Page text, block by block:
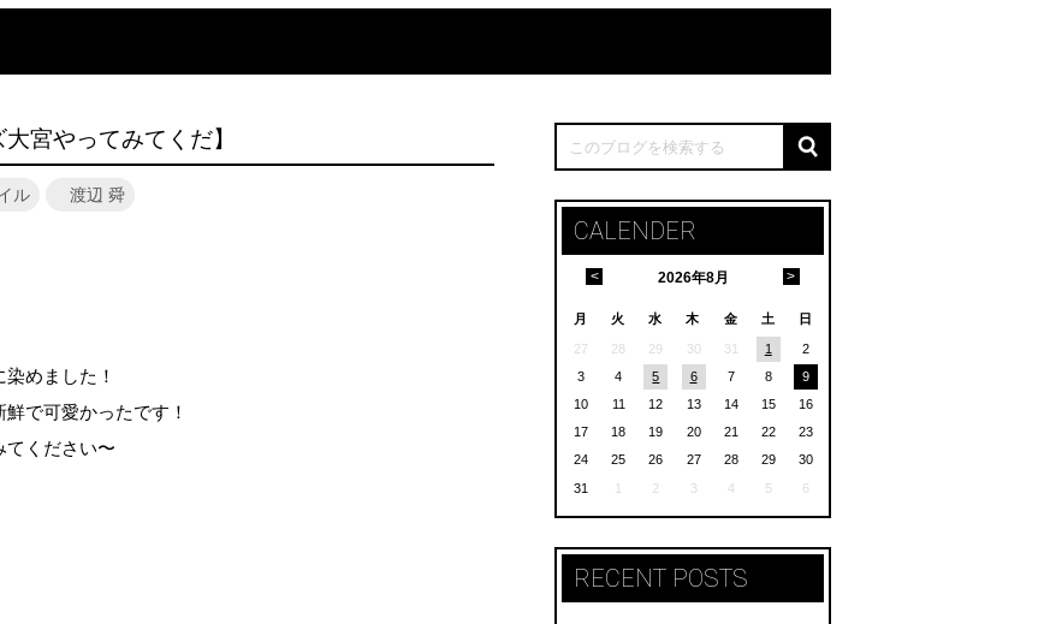
宮やってみてくだ】
ル 渡辺 舜
めました！
で可愛かったです！
てください〜
CALENDER
2026年8月
< >
月 火 水 木 金 土 日
27 28 29 30 31 1
2
3
4 5 6 7 8
9
10
11 12 13 14 15
16
17
18 19 20 21 22
23
24
25 26 27 28 29
30
31
1 2 3 4 5 6
RECENT POSTS